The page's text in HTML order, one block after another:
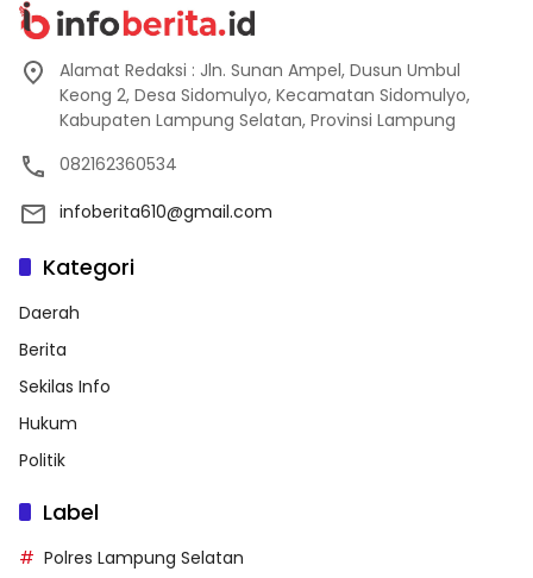
Alamat Redaksi : Jln. Sunan Ampel, Dusun Umbul
Keong 2, Desa Sidomulyo, Kecamatan Sidomulyo,
Kabupaten Lampung Selatan, Provinsi Lampung
082162360534
infoberita610@gmail.com
Kategori
Daerah
Berita
Sekilas Info
Hukum
Politik
Label
Polres Lampung Selatan